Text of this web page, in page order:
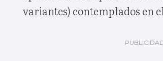
variantes) contemplados en